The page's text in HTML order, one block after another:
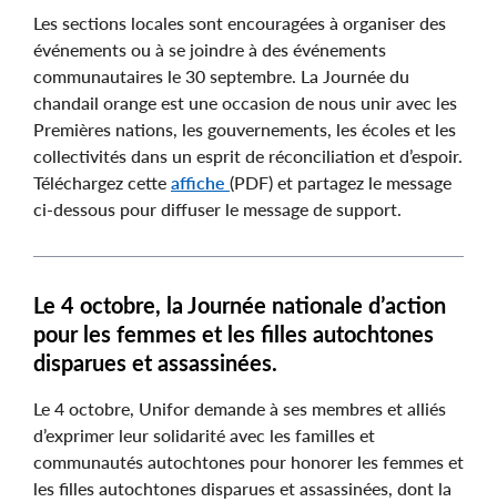
Les sections locales sont encouragées à organiser des
événements ou à se joindre à des événements
communautaires le 30 septembre. La Journée du
chandail orange est une occasion de nous unir avec les
Premières nations, les gouvernements, les écoles et les
collectivités dans un esprit de réconciliation et d’espoir.
Téléchargez cette affiche (PDF) et partagez le message
ci-dessous pour diffuser le message de support.
Le 4 octobre, la Journée nationale d’action
pour les femmes et les filles autochtones
disparues et assassinées.
Le 4 octobre, Unifor demande à ses membres et alliés
d’exprimer leur solidarité avec les familles et
communautés autochtones pour honorer les femmes et
les filles autochtones disparues et assassinées, dont la